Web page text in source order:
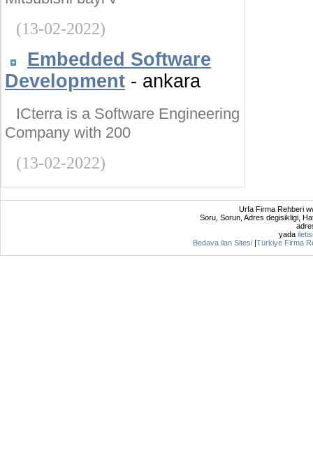
(13-02-2022)
Embedded Software
Development - ankara
ICterra is a Software Engineering
Company with 200
(13-02-2022)
Urfa Firma Rehberi
Soru, Sorun, Adres degisikligi,
yada
Bedava ilan Sitesi |Türkiye Firma